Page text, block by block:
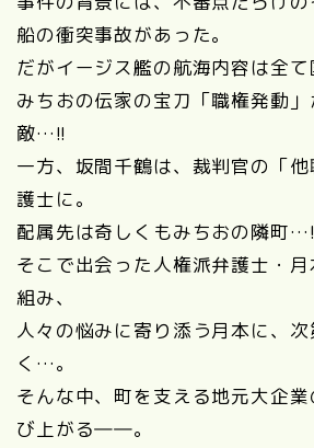
船の衝突事故があった。
だがイージス艦の航海内容は全て
みちおの伝家の宝刀「職権発動
敵…!!
一方、坂間千鶴は、裁判官の「
護士に。
配属先は奇しくもみちおの隣町…!
そこで出会った人権派弁護士・
組み、
人々の悩みに寄り添う月本に、
く…。
そんな中、町を支える地元大企
び上がる――。